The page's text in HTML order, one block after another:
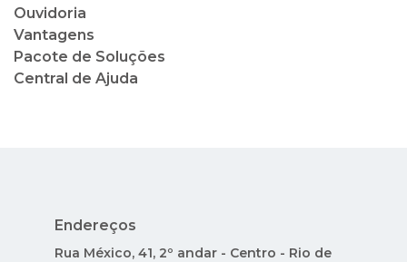
Ouvidoria
Vantagens
Pacote de Soluções
Central de Ajuda
Endereços
Rua México, 41, 2º andar - Centro - Rio de